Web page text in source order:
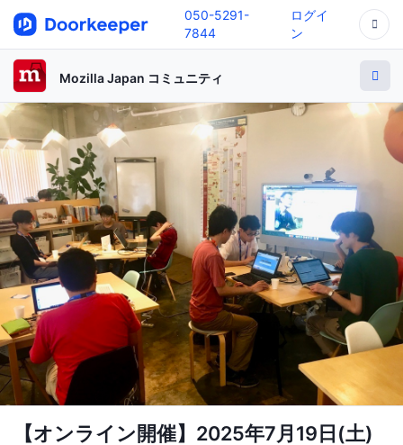
050-5291-
7844
ログイ
ン
Mozilla Japan コミュニティ
【オンライン開催】2025年7月19日(土)